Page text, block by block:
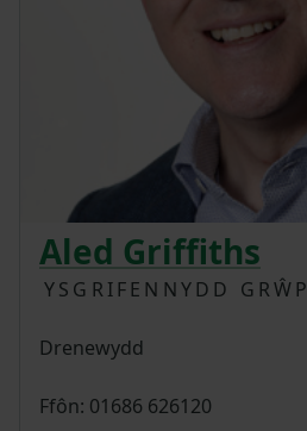
Aled Griffiths
YSGRIFENNYDD GRŴP
Drenewydd
Ffôn: 01686 626120